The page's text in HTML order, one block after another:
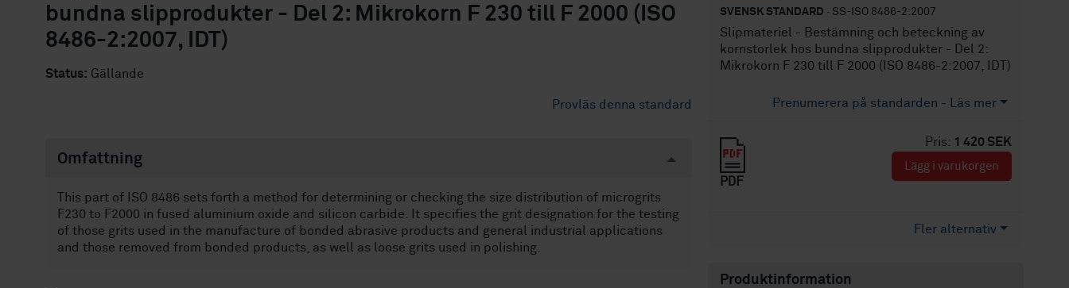
bundna slipprodukter - Del 2: Mikrokorn F 230 till F 2000 (ISO
8486-2:2007, IDT)
Status: Gällande
Provläs denna standard
Omfattning
This part of ISO 8486 sets forth a method for determining or checking the size distribution of microgrits
F230 to F2000 in fused aluminium oxide and silicon carbide. It specifies the grit designation for the testing
of those grits used in the manufacture of bonded abrasive products and general industrial applications
and those removed from bonded products, as well as loose grits used in polishing.
SVENSK STANDARD · SS-ISO 8486-2:2007
Slipmateriel - Bestämning och beteckning av
kornstorlek hos bundna slipprodukter - Del 2:
Mikrokorn F 230 till F 2000 (ISO 8486-2:2007, IDT)
Prenumerera på standarden - Läs mer
Pris: 1 420 SEK
PDF
Lägg i varukorgen
Fler alternativ
Produktinformation